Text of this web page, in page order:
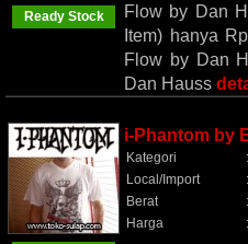
Ready Stock
Flow by Dan
Item) hanya
Flow by Dan
Dan Hauss
i-Phantom by
Kategori
:
Local/Import
:
Berat
:
Harga
: